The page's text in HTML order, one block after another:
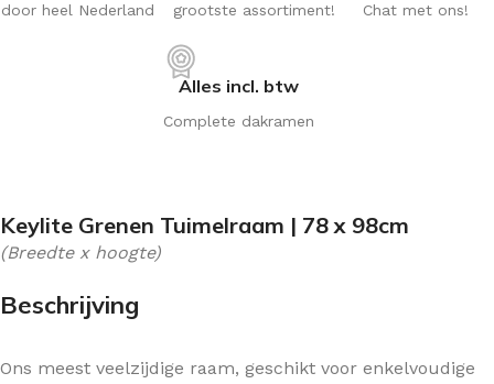
door heel Nederland grootste assortiment! Chat met ons!
Alles incl. btw
Complete dakramen
Keylite Grenen Tuimelraam | 78 x 98cm
(Breedte x hoogte)
Beschrijving
Ons meest veelzijdige raam, geschikt voor enkelvoudige